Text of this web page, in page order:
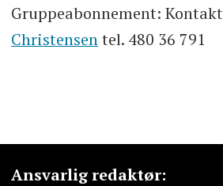
Gruppeabonnement: Kontakt
Christensentel. 480 36 791
Ansvarlig redaktør: